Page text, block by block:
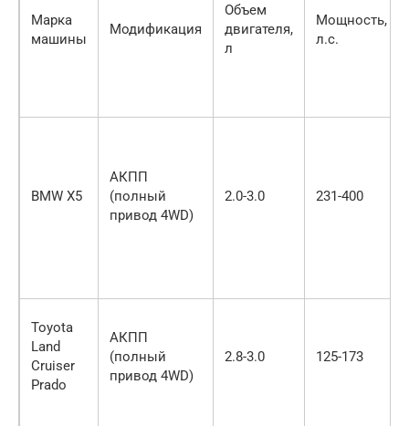
Марка
машины
Модификация
Объем
двигателя,
л
Мощность,
л.с.
BMW X5
АКПП
(полный
привод 4WD)
2.0-3.0 231-400
Toyota
Land
Cruiser
Prado
АКПП
(полный
привод 4WD)
2.8-3.0 125-173